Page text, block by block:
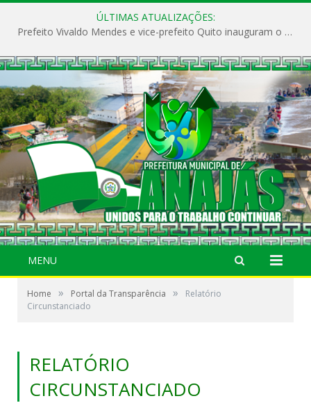
ÚLTIMAS ATUALIZAÇÕES:
Prefeito Vivaldo Mendes e vice-prefeito Quito inauguram o CAPS e fortalecem a saúde pública em Anajás.
MENU
Home » Portal da Transparência »
Relatório
Circunstanciado
RELATÓRIO
CIRCUNSTANCIADO